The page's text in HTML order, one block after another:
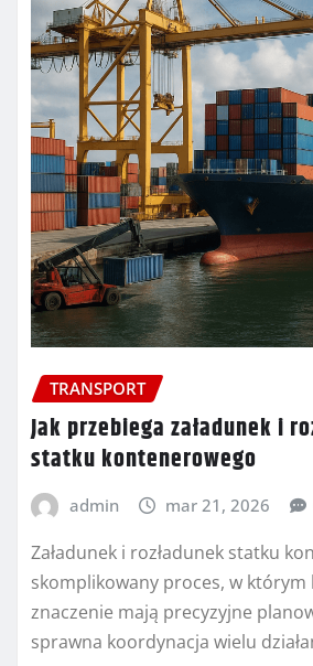
TRANSPORT
Jak przebiega załadunek i
statku kontenerowego
admin mar 21, 2026
Załadunek i rozładunek statku
skomplikowany proces, w którym
znaczenie mają precyzyjne
sprawna koordynacja wielu